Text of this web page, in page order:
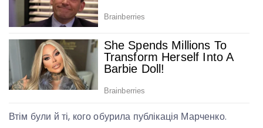
Втім були й ті, кого обурила публікація Марченко.